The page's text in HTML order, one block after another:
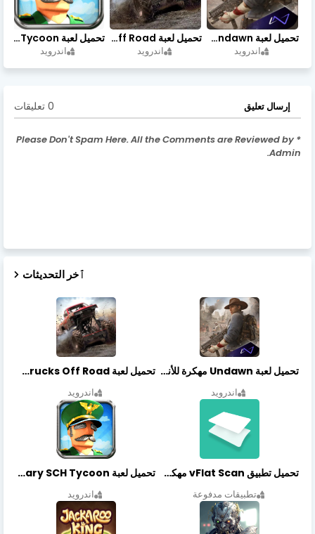
تحميل لعبة Undawn مهكرة للأندرويد أخر إصدار | تحميل مباشر + موارد غير محدودة
اندرويد
تحميل لعبة Trucks Off Road مهكرة اخر اصدار
اندرويد
تحميل لعبة Idle Military SCH Tycoon مهكرة آخر إصدار
اندرويد
إرسال تعليق 0 تعليقات
* Please Don't Spam Here. All the Comments are Reviewed by
Admin.
ٱخر التحديثات
تحميل لعبة Undawn مهكرة للأندرويد أخر إصدار | تحميل مباشر + موارد غير محدودة
اندرويد
تحميل لعبة Trucks Off Road مهكرة اخر اصدار
اندرويد
تحميل تطبيق vFlat Scan مهكر آخر إصدار
تطبيقات مدفوعة
تحميل لعبة Idle Military SCH Tycoon مهكرة آخر إصدار
اندرويد